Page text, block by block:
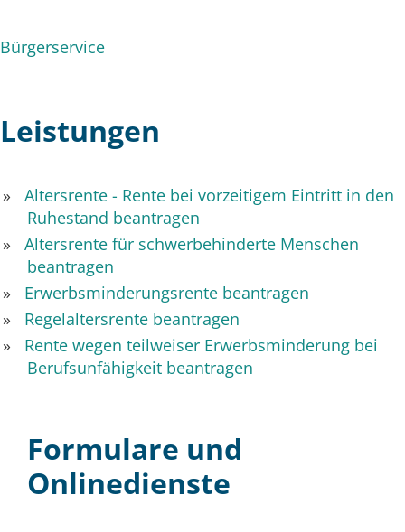
Bürgerservice
Leistungen
Altersrente - Rente bei vorzeitigem Eintritt in den
Ruhestand beantragen
Altersrente für schwerbehinderte Menschen
beantragen
Erwerbsminderungsrente beantragen
Regelaltersrente beantragen
Rente wegen teilweiser Erwerbsminderung bei
Berufsunfähigkeit beantragen
Formulare und
Onlinedienste